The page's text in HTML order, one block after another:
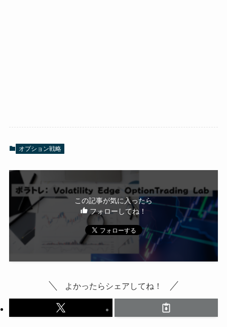
オプション戦略
この記事が気に入ったら
フォローしてね！
よかったらシェアしてね！